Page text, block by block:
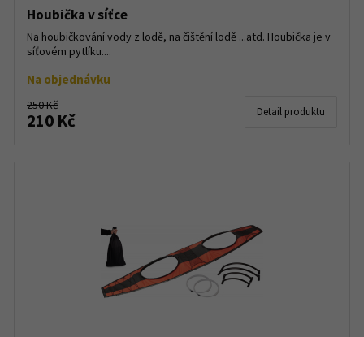
Houbička v síťce
Na houbičkování vody z lodě, na čištění lodě ...atd. Houbička je v
síťovém pytlíku....
Na objednávku
250 Kč
210 Kč Detail produktu